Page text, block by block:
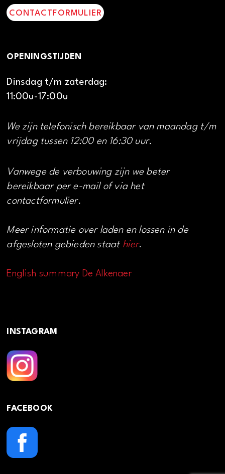
CONTACTFORMULIER
OPENINGSTIJDEN
Dinsdag t/m zaterdag:
11:00u-17:00u
We zijn telefonisch bereikbaar van maandag t/m
vrijdag tussen 12:00 en 16:30 uur.
Vanwege de verbouwing zijn we beter
bereikbaar per e-mail of via het
contactformulier.
Meer informatie over laden en lossen in de
afgesloten gebieden staat hier.
English summary De Alkenaer
INSTAGRAM
FACEBOOK